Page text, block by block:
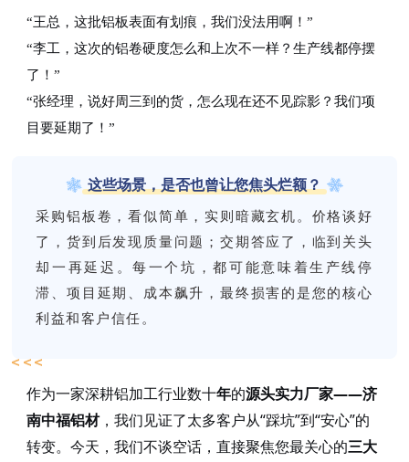
“王总，这批铝板表面有划痕，我们没法用啊！”
“李工，这次的铝卷硬度怎么和上次不一样？生产线都停摆
了！”
“张经理，说好周三到的货，怎么现在还不见踪影？我们项
目要延期了！”
这些场景，是否也曾让您焦头烂额？
采购铝板卷，看似简单，实则暗藏玄机。价格谈好
了，货到后发现质量问题；交期答应了，临到关头
却一再延迟。每一个坑，都可能意味着生产线停
滞、项目延期、成本飙升，最终损害的是您的核心
利益和客户信任。
作为一家深耕铝加工行业数十年的源头实力厂家——济
南中福铝材，我们见证了太多客户从“踩坑”到“安心”的
转变。今天，我们不谈空话，直接聚焦您最关心的三大